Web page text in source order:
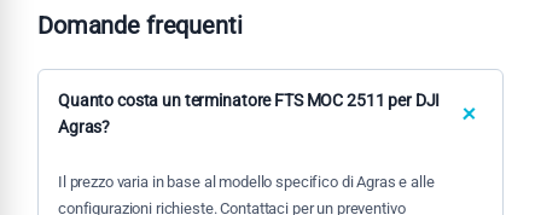
Domande frequenti
Quanto costa un terminatore FTS MOC 2511 per DJI
Agras?
Il prezzo varia in base al modello specifico di Agras e alle
configurazioni richieste. Contattaci per un preventivo